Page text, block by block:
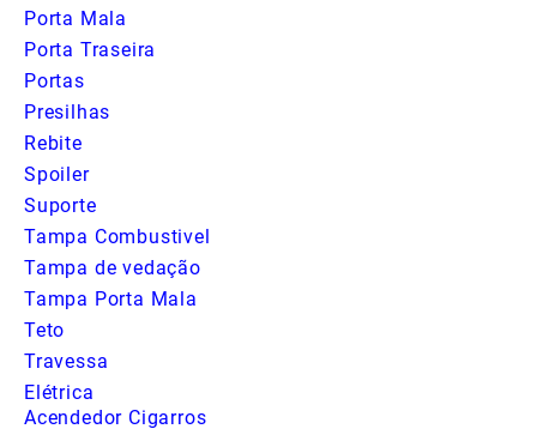
Porta Mala
Porta Traseira
Portas
Presilhas
Rebite
Spoiler
Suporte
Tampa Combustivel
Tampa de vedação
Tampa Porta Mala
Teto
Travessa
Elétrica
Acendedor Cigarros